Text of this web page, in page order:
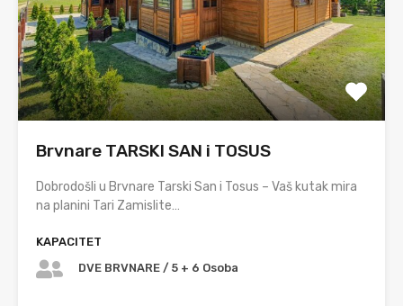
Brvnare TARSKI SAN i TOSUS
Dobrodošli u Brvnare Tarski San i Tosus – Vaš kutak mira
na planini Tari Zamislite…
KAPACITET
DVE BRVNARE / 5 + 6 Osoba